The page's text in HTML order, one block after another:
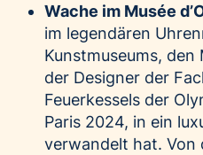
Wache im Musée
im legendären
Kunstmuseums, den
der Designer der
Feuerkessels der
Paris 2024, in ein
verwandelt hat. Von